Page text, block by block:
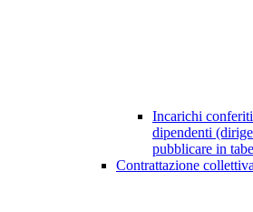
Incarichi
dipendenti
pubblicare in
Contrattazione collettiva